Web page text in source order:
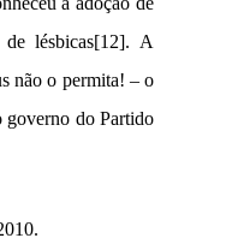
lésbicas[12]. A
não o permita! – o
do Partido